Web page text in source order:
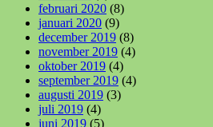
februari 2020 (8)
januari 2020 (9)
december 2019 (8)
november 2019 (4)
oktober 2019 (4)
september 2019 (4)
augusti 2019 (3)
juli 2019 (4)
juni 2019 (5)